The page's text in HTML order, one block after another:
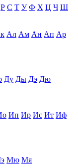
Р С Т У Ф Х Ц Ч Ш
Ал Ам Ан Ап Ар
Ду Ды Дэ Дю
Ип Ир Ис Ит Иф
Мю Мя